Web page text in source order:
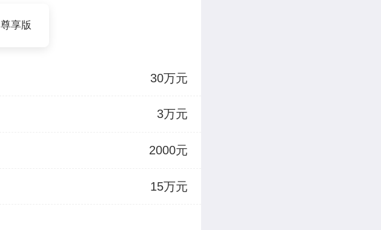
尊享版
30万元
3万元
2000元
15万元